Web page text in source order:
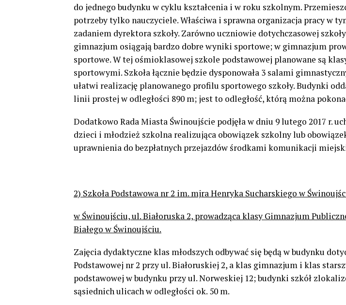
do jednego budynku w cyklu kształcenia i w roku szkolnym.
potrzeby tylko nauczyciele. Właściwa i sprawna organizacja pracy w
zadaniem dyrektora szkoły. Zarówno uczniowie dotychczasowej
gimnazjum osiągają bardzo dobre wyniki sportowe; w gimnazjum
sportowe. W tej ośmioklasowej szkole podstawowej planowane są
sportowymi. Szkoła łącznie będzie dysponowała 3 salami
ułatwi realizację planowanego profilu sportowego szkoły. Budynki
linii prostej w odległości 890 m; jest to odległość, którą można
Dodatkowo Rada Miasta Świnoujście podjęła w dniu 9 lutego 2017 r.
dzieci i młodzież szkolna realizująca obowiązek szkolny lub
uprawnienia do bezpłatnych przejazdów środkami komunikacji
2) Szkoła Podstawowa nr 2 im. mjra Henryka Sucharskiego w
w Świnoujściu, ul. Białoruska 2, prowadząca klasy Gimnazjum
Białego w Świnoujściu.
Zajęcia dydaktyczne klas młodszych odbywać się będą w budynku
Podstawowej nr 2 przy ul. Białoruskiej 2, a klas gimnazjum i klas
podstawowej w budynku przy ul. Norweskiej 12; budynki szkół
sąsiednich ulicach w odległości ok. 50 m.